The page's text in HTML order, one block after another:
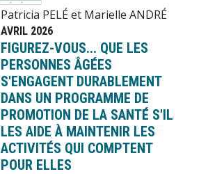
Patricia PELÉ et Marielle ANDRÉ
AVRIL 2026
FIGUREZ-VOUS... QUE LES
PERSONNES ÂGÉES
S'ENGAGENT DURABLEMENT
DANS UN PROGRAMME DE
PROMOTION DE LA SANTÉ S'IL
LES AIDE À MAINTENIR LES
ACTIVITÉS QUI COMPTENT
POUR ELLES